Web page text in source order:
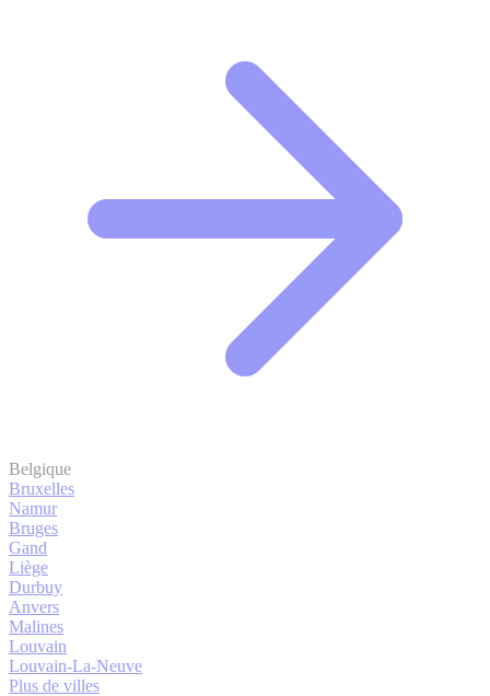
Belgique
Bruxelles
Namur
Bruges
Gand
Liège
Durbuy
Anvers
Malines
Louvain
Louvain-La-Neuve
Plus de villes